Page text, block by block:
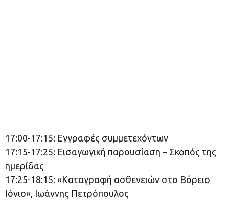
17:00-17:15: Εγγραφές συμμετεχόντων
17:15-17:25: Εισαγωγική παρουσίαση – Σκοπός της
ημερίδας
17:25-18:15: «Καταγραφή ασθενειών στο Βόρειο
Ιόνιο», Ιωάννης Πετρόπουλος